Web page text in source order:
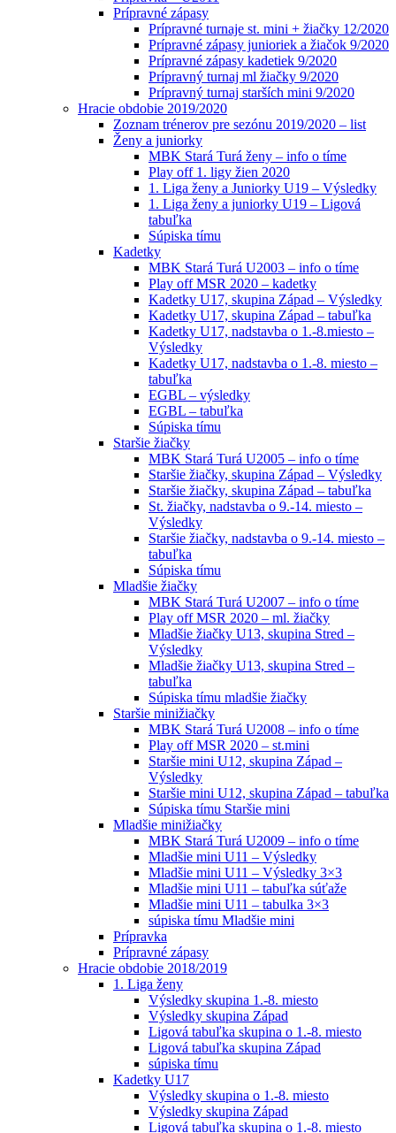
Prípravné zápasy
Prípravné turnaje st. mini + žiačky 12/2020
Prípravné zápasy junioriek a žiačok 9/2020
Prípravné zápasy kadetiek 9/2020
Prípravný turnaj ml žiačky 9/2020
Prípravný turnaj starších mini 9/2020
Hracie obdobie 2019/2020
Zoznam trénerov pre sezónu 2019/2020 – list
Ženy a juniorky
MBK Stará Turá ženy – info o tíme
Play off 1. ligy žien 2020
1. Liga ženy a Juniorky U19 – Výsledky
1. Liga ženy a juniorky U19 – Ligová
tabuľka
Súpiska tímu
Kadetky
MBK Stará Turá U2003 – info o tíme
Play off MSR 2020 – kadetky
Kadetky U17, skupina Západ – Výsledky
Kadetky U17, skupina Západ – tabuľka
Kadetky U17, nadstavba o 1.-8.miesto –
Výsledky
Kadetky U17, nadstavba o 1.-8. miesto –
tabuľka
EGBL – výsledky
EGBL – tabuľka
Súpiska tímu
Staršie žiačky
MBK Stará Turá U2005 – info o tíme
Staršie žiačky, skupina Západ – Výsledky
Staršie žiačky, skupina Západ – tabuľka
St. žiačky, nadstavba o 9.-14. miesto –
Výsledky
Staršie žiačky, nadstavba o 9.-14. miesto –
tabuľka
Súpiska tímu
Mladšie žiačky
MBK Stará Turá U2007 – info o tíme
Play off MSR 2020 – ml. žiačky
Mladšie žiačky U13, skupina Stred –
Výsledky
Mladšie žiačky U13, skupina Stred –
tabuľka
Súpiska tímu mladšie žiačky
Staršie minižiačky
MBK Stará Turá U2008 – info o tíme
Play off MSR 2020 – st.mini
Staršie mini U12, skupina Západ –
Výsledky
Staršie mini U12, skupina Západ – tabuľka
Súpiska tímu Staršie mini
Mladšie minižiačky
MBK Stará Turá U2009 – info o tíme
Mladšie mini U11 – Výsledky
Mladšie mini U11 – Výsledky 3×3
Mladšie mini U11 – tabuľka súťaže
Mladšie mini U11 – tabulka 3×3
súpiska tímu Mladšie mini
Prípravka
Prípravné zápasy
Hracie obdobie 2018/2019
1. Liga ženy
Výsledky skupina 1.-8. miesto
Výsledky skupina Západ
Ligová tabuľka skupina o 1.-8. miesto
Ligová tabuľka skupina Západ
súpiska tímu
Kadetky U17
Výsledky skupina o 1.-8. miesto
Výsledky skupina Západ
Ligová tabuľka skupina o 1.-8. miesto